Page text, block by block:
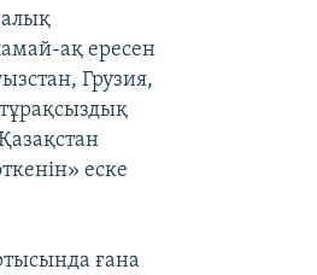
ақ ересен
Грузия,
еске
ғана